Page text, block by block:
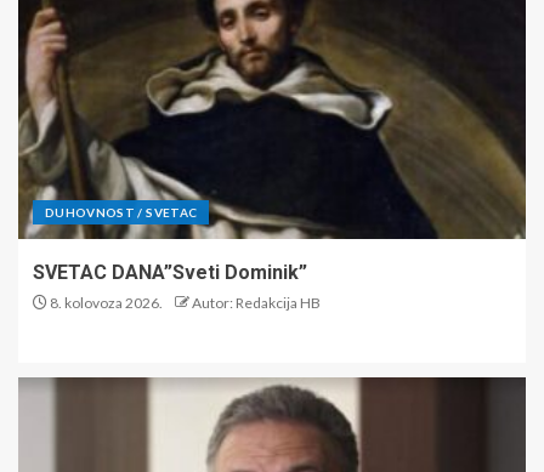
DUHOVNOST / SVETAC
SVETAC DANA”Sveti Dominik”
8. kolovoza 2026. Autor: Redakcija HB